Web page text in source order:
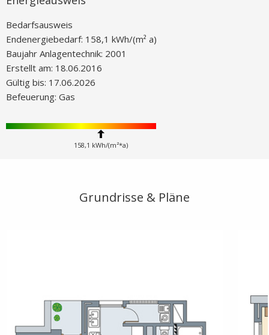
Bedarfsausweis
Endenergiebedarf: 158,1 kWh/(m² a)
Baujahr Anlagentechnik: 2001
Erstellt am: 18.06.2016
Gültig bis: 17.06.2026
Befeuerung: Gas
158,1 kWh/(m²*a)
Grundrisse & Pläne